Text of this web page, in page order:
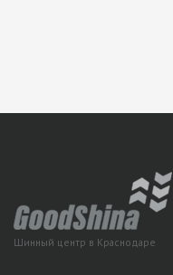
Шинный центр в Краснодаре